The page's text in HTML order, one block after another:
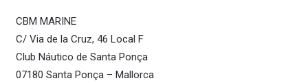
CBM MARINE
C/ Via de la Cruz, 46 Local F
Club Náutico de Santa Ponça
07180 Santa Ponça – Mallorca